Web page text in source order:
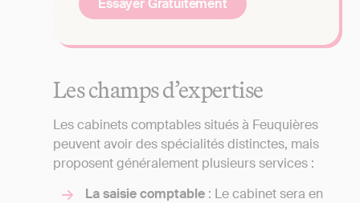
Les champs d’expertise
Les cabinets comptables situés à Feuquières
peuvent avoir des spécialités distinctes, mais
proposent généralement plusieurs services :
La saisie comptable : Le cabinet sera en